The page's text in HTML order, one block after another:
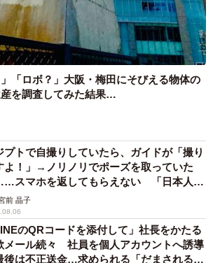
」「ロボ？」大阪・梅田にそびえる物体の
を調査してみた結果…
プトで自撮りしていたら、ガイドが「撮り
よ！」→ノリノリでポーズを取っていた
スマホを返してもらえない 「日本人は
代表かも」「私は6時間で3万円払った」
前 晶子
のQRコードを添付して」社長をかたる
メール続々 社員を個人アカウントへ誘導
後は不正送金…求められる「だまされる前